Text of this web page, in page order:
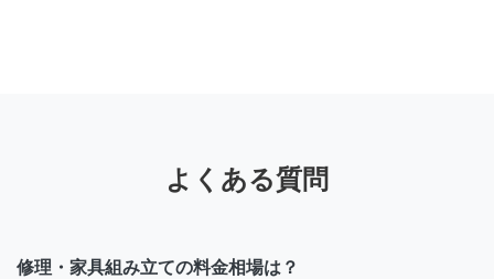
よくある質問
修理・家具組み立ての料金相場は？